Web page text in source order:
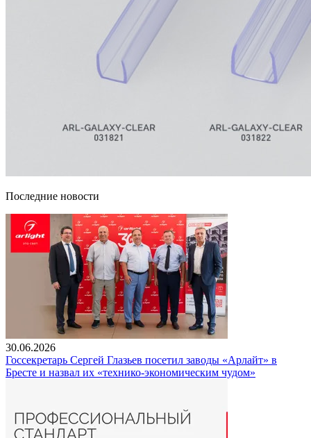
Последние новости
30.06.2026
Госсекретарь Сергей Глазьев посетил заводы «Арлайт» в
Бресте и назвал их «технико-экономическим чудом»